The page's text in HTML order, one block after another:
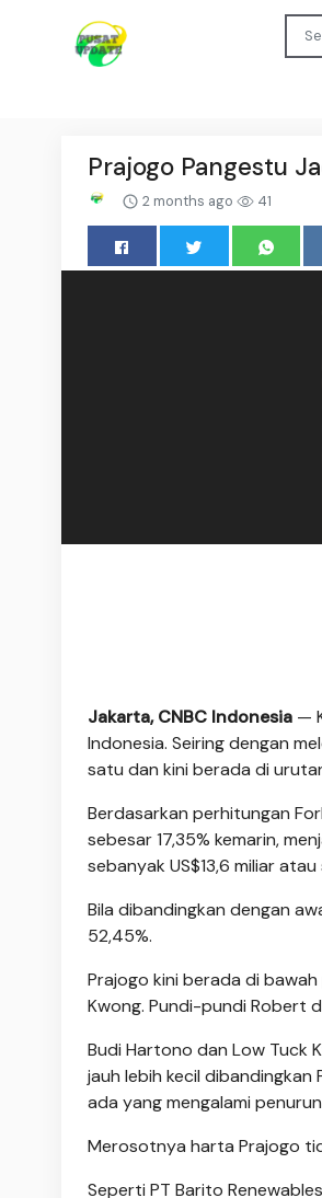
Prajogo Pangestu
2 months ago 41
Jakarta, CNBC Indonesia —
Indonesia. Seiring dengan
satu dan kini berada di
Berdasarkan perhitungan
sebesar 17,35% kemarin,
sebanyak US$13,6 miliar
Bila dibandingkan dengan
52,45%.
Prajogo kini berada di
Kwong. Pundi-pundi Robert
Budi Hartono dan Low Tuck
jauh lebih kecil
ada yang mengalami
Merosotnya harta Prajogo
Seperti PT Barito